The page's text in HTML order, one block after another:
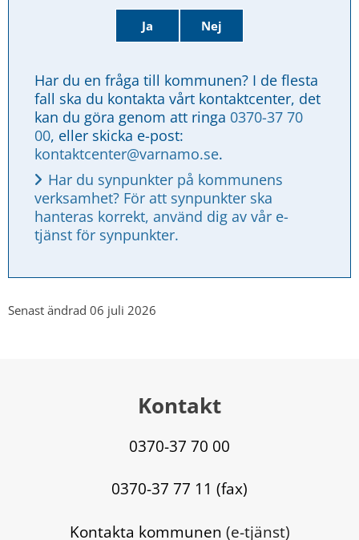
Ja Nej
Har du en fråga till kommunen? I de flesta
fall ska du kontakta vårt kontaktcenter, det
kan du göra genom att ringa 0370-37 70
00
kontaktcenter@varnamo.se.
Har du synpunkter på kommunens
verksamhet? För att synpunkter ska
hanteras korrekt, använd dig av vår e-
tjänst för synpunkter.
Senast ändrad 06 juli 2026
Kontakt
0370-37 70 00
0370-37 77 11 (fax)
Kontakta kommunen (e-tjänst)